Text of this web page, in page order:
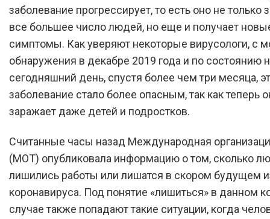
заболевание прогрессирует, то есть оно не только
все большее число людей, но еще и получает
симптомы. Как уверяют некоторые вирусологи, с
обнаружения в декабре 2019 года и по состоянию
сегодняшний день, спустя более чем три месяца,
заболевание стало более опасным, так как теперь
заражает даже детей и подростков.
Считанные часы назад Международная
(МОТ) опубликовала информацию о том, сколько
лишились работы или лишатся в скором будущем
коронавируса. Под понятие «лишиться» в данном
случае также попадают такие ситуации, когда